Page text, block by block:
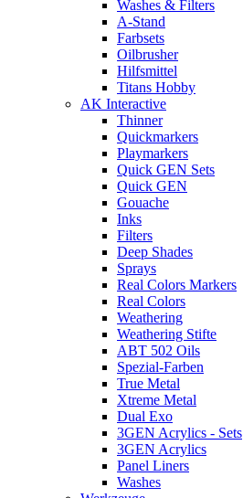
Washes & Filters
A-Stand
Farbsets
Oilbrusher
Hilfsmittel
Titans Hobby
AK Interactive
Thinner
Quickmarkers
Playmarkers
Quick GEN Sets
Quick GEN
Gouache
Inks
Filters
Deep Shades
Sprays
Real Colors Markers
Real Colors
Weathering
Weathering Stifte
ABT 502 Oils
Spezial-Farben
True Metal
Xtreme Metal
Dual Exo
3GEN Acrylics - Sets
3GEN Acrylics
Panel Liners
Washes